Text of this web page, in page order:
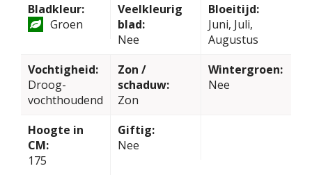
Bladkleur:
Groen
Veelkleurig
blad:
Nee
Bloeitijd:
Juni, Juli,
Augustus
Vochtigheid:
Droog-
vochthoudend
Zon /
schaduw:
Zon
Wintergroen:
Nee
Hoogte in
CM:
175
Giftig:
Nee